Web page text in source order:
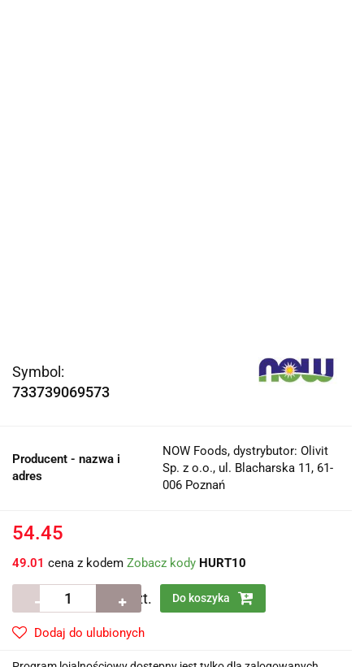
Symbol:
733739069573
Producent - nazwa i
adres
NOW Foods, dystrybutor: Olivit
Sp. z o.o., ul. Blacharska 11, 61-
006 Poznań
54.45
49.01 cena z kodem Zobacz kody HURT10
szt. Do koszyka
Dodaj do ulubionych